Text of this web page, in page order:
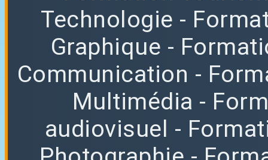
Technologie -
Graphique -
Communication -
Multimédia -
audiovisuel -